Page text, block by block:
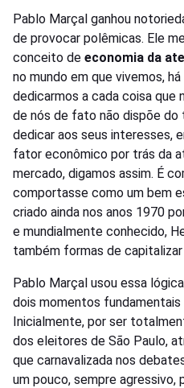
Pablo Marçal ganhou
de provocar polêmicas. Ele
conceito de economia da
no mundo em que vivemos,
dedicarmos a cada coisa que
de nós de fato não dispõe do
dedicar aos seus interesses,
fator econômico por trás da
mercado, digamos assim. É
comportasse como um bem
criado ainda nos anos 1970
e mundialmente conhecido,
também formas de
Pablo Marçal usou essa
dois momentos fundamentais
Inicialmente, por ser
dos eleitores de São Paulo,
que carnavalizada nos
um pouco, sempre